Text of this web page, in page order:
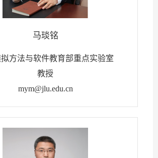
马琰铭
方法与软件教育部重点实验室
教授
mym@jlu.edu.cn